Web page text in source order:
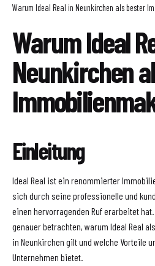
Warum Ideal Real in Neunkirchen als bester
Warum Ideal
Neunkirchen
Einleitung
Ideal Real ist ein renommierter
sich durch seine professionelle und
einen hervorragenden Ruf erarbeitet
genauer betrachten, warum Ideal Real
in Neunkirchen gilt und welche Vorteile
Unternehmen bietet.